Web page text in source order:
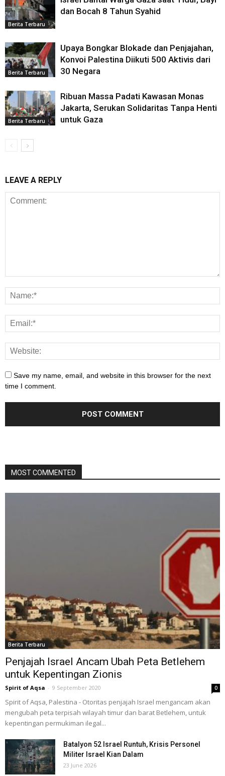
Berita Terbaru
dan Bocah 8 Tahun Syahid
Berita Terbaru
Upaya Bongkar Blokade dan Penjajahan,
Konvoi Palestina Diikuti 500 Aktivis dari
30 Negara
Berita Terbaru
Ribuan Massa Padati Kawasan Monas
Jakarta, Serukan Solidaritas Tanpa Henti
untuk Gaza
LEAVE A REPLY
Save my name, email, and website in this browser for the next
time I comment.
MOST COMMENTED
Berita Terbaru
Penjajah Israel Ancam Ubah Peta Betlehem
untuk Kepentingan Zionis
Spirit of Aqsa - 9 September 2020 0
Spirit of Aqsa, Palestina - Otoritas penjajah Israel mengancam akan
mengubah peta terpisah wilayah timur dan barat Betlehem, untuk
kepentingan permukiman ilegal...
Batalyon 52 Israel Runtuh, Krisis Personel
Militer Israel Kian Dalam
23 June 2026